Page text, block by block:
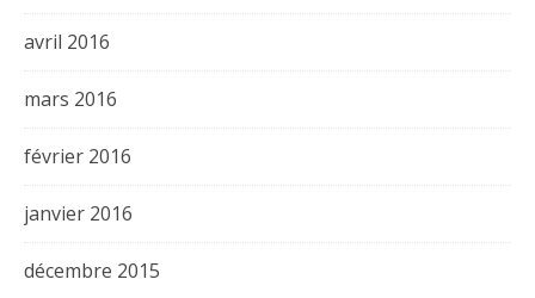
avril 2016
mars 2016
février 2016
janvier 2016
décembre 2015